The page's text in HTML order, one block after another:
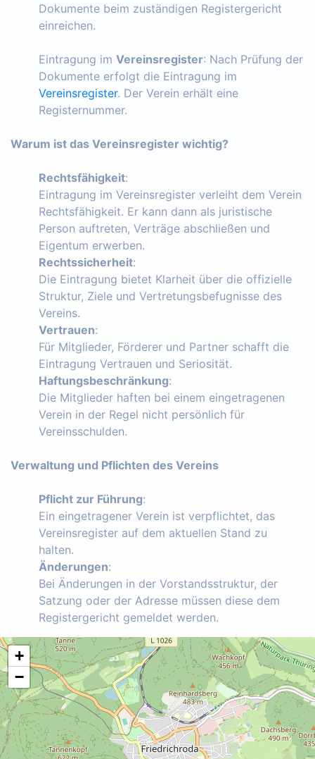
Dokumente beim zuständigen Registergericht
einreichen.
Eintragung im Vereinsregister: Nach Prüfung der
Dokumente erfolgt die Eintragung im
Vereinsregister. Der Verein erhält eine
Registernummer.
Warum ist das Vereinsregister wichtig?
Rechtsfähigkeit:
Eintragung im Vereinsregister verleiht dem Verein
Rechtsfähigkeit. Er kann dann als juristische
Person auftreten, Verträge abschließen und
Eigentum erwerben.
Rechtssicherheit:
Die Eintragung bietet Klarheit über die offizielle
Struktur, Ziele und Vertretungsbefugnisse des
Vereins.
Vertrauen:
Für Mitglieder, Förderer und Partner schafft die
Eintragung Vertrauen und Seriosität.
Haftungsbeschränkung:
Die Mitglieder haften bei einem eingetragenen
Verein in der Regel nicht persönlich für
Vereinsschulden.
Verwaltung und Pflichten des Vereins
Pflicht zur Führung:
Ein eingetragener Verein ist verpflichtet, das
Vereinsregister auf dem aktuellen Stand zu
halten.
Änderungen:
Bei Änderungen in der Vorstandsstruktur, der
Satzung oder der Adresse müssen diese dem
Registergericht gemeldet werden.
+
−